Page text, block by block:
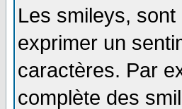
Les smileys,
exprimer un
caractères. Par
complète des